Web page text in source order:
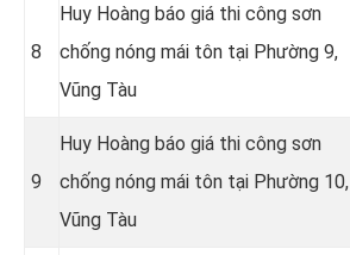
8
Huy Hoàng báo giá thi công sơn
chống nóng mái tôn tại Phường 9,
Vũng Tàu
9
Huy Hoàng báo giá thi công sơn
chống nóng mái tôn tại Phường 10,
Vũng Tàu